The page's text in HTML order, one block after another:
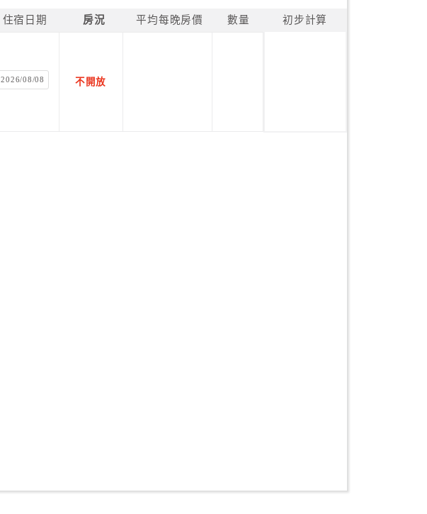
住宿日期 房況 平均每晚房價 數量 初步計算
2026/08/08 不開放